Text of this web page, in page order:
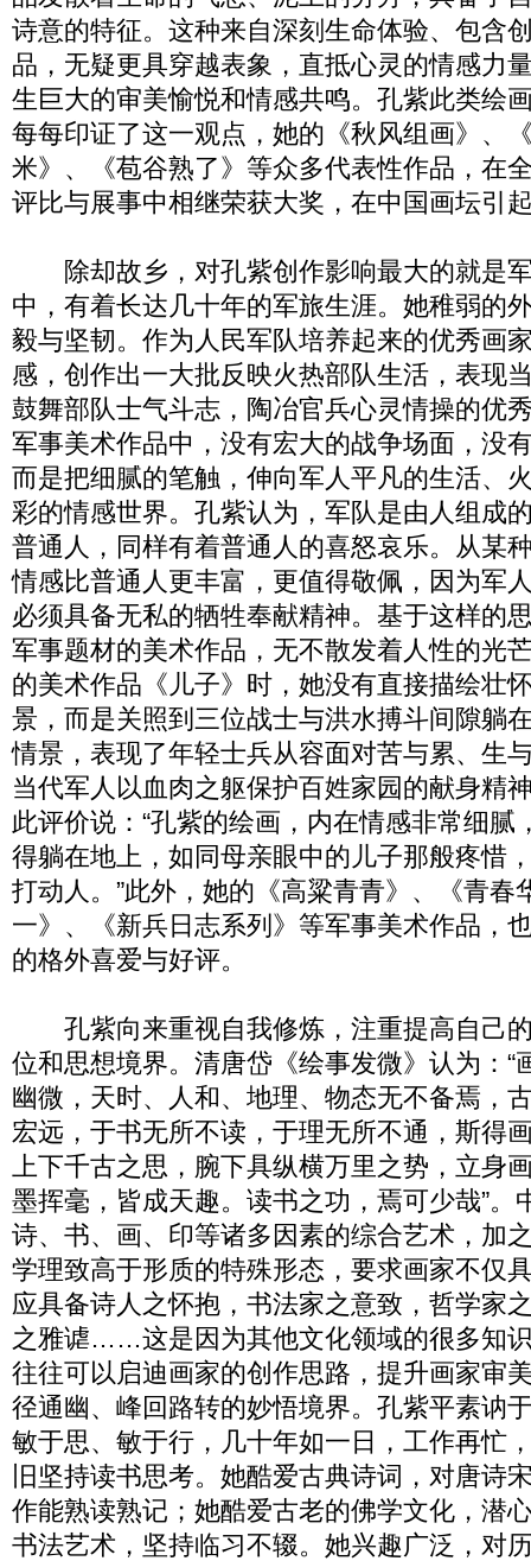
诗意的特征。这种来自深刻生命体验、包含
品，无疑更具穿越表象，直抵心灵的情感力
生巨大的审美愉悦和情感共鸣。孔紫此类绘
每每印证了这一观点，她的《秋风组画》、
米》、《苞谷熟了》等众多代表性作品，在
评比与展事中相继荣获大奖，在中国画坛引
除却故乡，对孔紫创作影响最大的就是
中，有着长达几十年的军旅生涯。她稚弱的
毅与坚韧。作为人民军队培养起来的优秀画
感，创作出一大批反映火热部队生活，表现
鼓舞部队士气斗志，陶冶官兵心灵情操的优
军事美术作品中，没有宏大的战争场面，没
而是把细腻的笔触，伸向军人平凡的生活、
彩的情感世界。孔紫认为，军队是由人组成
普通人，同样有着普通人的喜怒哀乐。从某
情感比普通人更丰富，更值得敬佩，因为军
必须具备无私的牺牲奉献精神。基于这样的
军事题材的美术作品，无不散发着人性的光
的美术作品《儿子》时，她没有直接描绘壮
景，而是关照到三位战士与洪水搏斗间隙躺
情景，表现了年轻士兵从容面对苦与累、生
当代军人以血肉之躯保护百姓家园的献身精
此评价说：“孔紫的绘画，内在情感非常细腻
得躺在地上，如同母亲眼中的儿子那般疼惜
打动人。”此外，她的《高粱青青》、《青春
一》、《新兵日志系列》等军事美术作品，
的格外喜爱与好评。
孔紫向来重视自我修炼，注重提高自己
位和思想境界。清唐岱《绘事发微》认为：“
幽微，天时、人和、地理、物态无不备焉，
宏远，于书无所不读，于理无所不通，斯
上下千古之思，腕下具纵横万里之势，立身
墨挥毫，皆成天趣。读书之功，焉可少哉”。
诗、书、画、印等诸多因素的综合艺术，加
学理致高于形质的特殊形态，要求画家不仅
应具备诗人之怀抱，书法家之意致，哲学家
之雅谑……这是因为其他文化领域的很多知
往往可以启迪画家的创作思路，提升画家审
径通幽、峰回路转的妙悟境界。孔紫平素讷
敏于思、敏于行，几十年如一日，工作再忙
旧坚持读书思考。她酷爱古典诗词，对唐诗
作能熟读熟记；她酷爱古老的佛学文化，潜
书法艺术，坚持临习不辍。她兴趣广泛，对